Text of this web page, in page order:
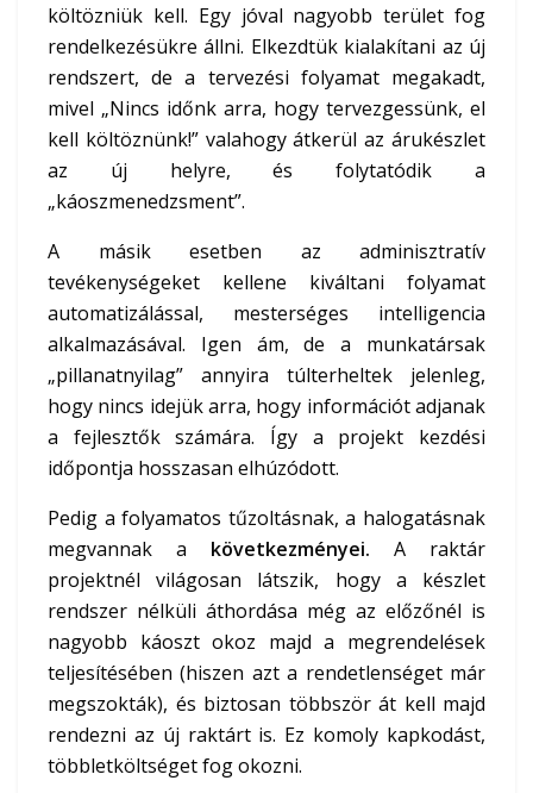
költözniük kell. Egy jóval nagyobb terület fog
rendelkezésükre állni. Elkezdtük kialakítani az új
rendszert, de a tervezési folyamat megakadt,
mivel „Nincs időnk arra, hogy tervezgessünk, el
kell költöznünk!” valahogy átkerül az árukészlet
az új helyre, és folytatódik a
„káoszmenedzsment”.
A másik esetben az adminisztratív
tevékenységeket kellene kiváltani folyamat
automatizálással, mesterséges intelligencia
alkalmazásával. Igen ám, de a munkatársak
„pillanatnyilag” annyira túlterheltek jelenleg,
hogy nincs idejük arra, hogy információt adjanak
a fejlesztők számára. Így a projekt kezdési
időpontja hosszasan elhúzódott.
Pedig a folyamatos tűzoltásnak, a halogatásnak
megvannak a következményei. A raktár
projektnél világosan látszik, hogy a készlet
rendszer nélküli áthordása még az előzőnél is
nagyobb káoszt okoz majd a megrendelések
teljesítésében (hiszen azt a rendetlenséget már
megszokták), és biztosan többször át kell majd
rendezni az új raktárt is. Ez komoly kapkodást,
többletköltséget fog okozni.